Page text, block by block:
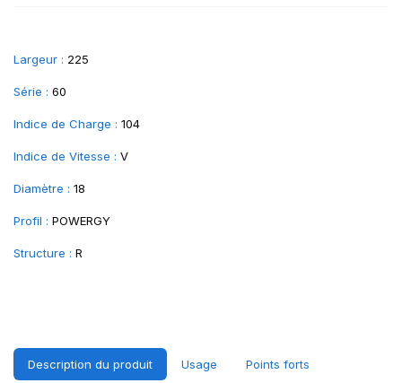
Largeur : 225
Série : 60
Indice de Charge : 104
Indice de Vitesse : V
Diamètre : 18
Profil : POWERGY
Structure : R
Description du produit Usage Points forts